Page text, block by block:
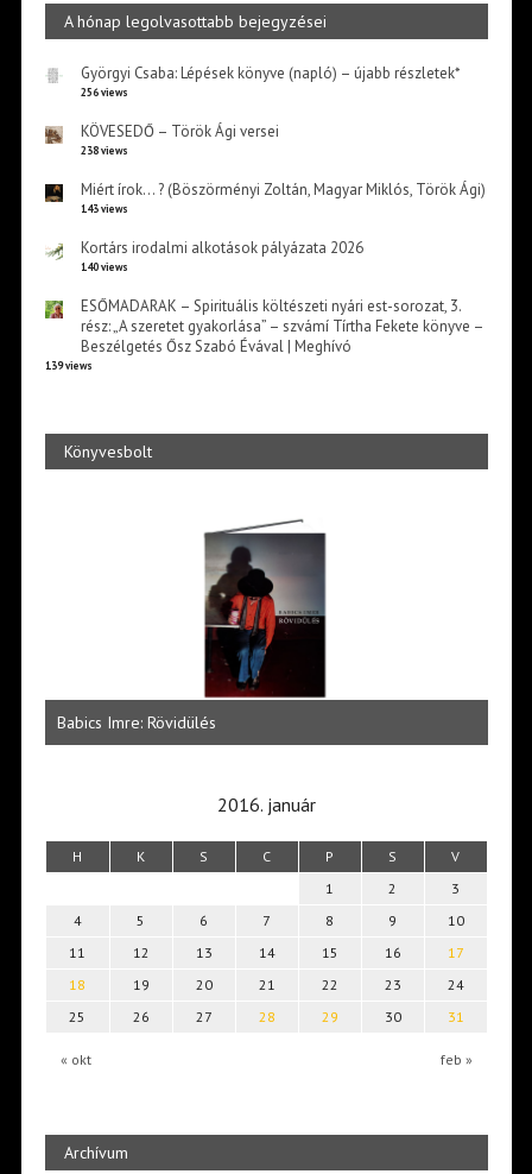
A hónap legolvasottabb bejegyzései
Györgyi Csaba: Lépések könyve (napló) – újabb részletek*
256 views
KÖVESEDŐ – Török Ági versei
238 views
Miért írok… ? (Böszörményi Zoltán, Magyar Miklós, Török Ági)
143 views
Kortárs irodalmi alkotások pályázata 2026
140 views
ESŐMADARAK – Spirituális költészeti nyári est-sorozat, 3.
rész: „A szeretet gyakorlása” – szvámí Tírtha Fekete könyve –
Beszélgetés Ősz Szabó Évával | Meghívó
139 views
Könyvesbolt
Babics Imre: Rövidülés
2016. január
H K S C P S V
« okt feb »
1 2
3
4
5 6 7 8 9
10
11
12 13 14 15 16
17
18
19 20 21 22 23
24
25
26 27 28 29 30 31
Archívum